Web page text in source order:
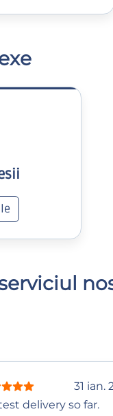
31 ian.
delivery so far.